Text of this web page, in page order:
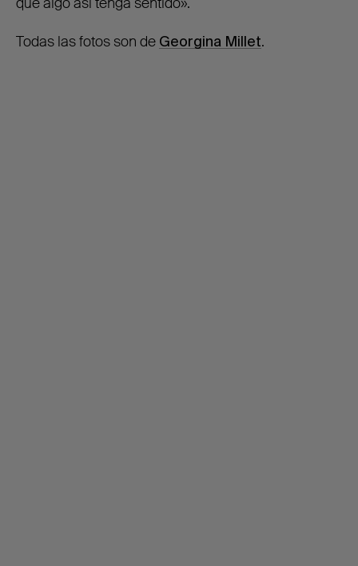
Todas las fotos son de Georgina Millet.